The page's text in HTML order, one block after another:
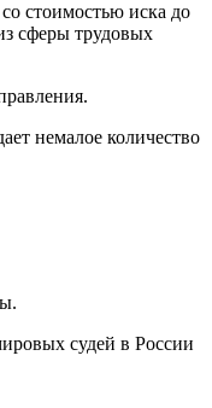
стоимостью иска до
сферы трудовых
немалое количество
судей в России